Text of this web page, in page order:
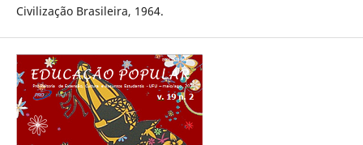
Civilização Brasileira, 1964.